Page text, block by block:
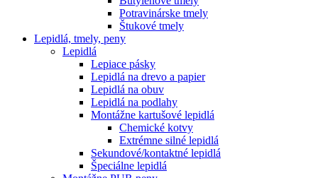
Potravinárske tmely
Štukové tmely
Lepidlá, tmely, peny
Lepidlá
Lepiace pásky
Lepidlá na drevo a papier
Lepidlá na obuv
Lepidlá na podlahy
Montážne kartušové lepidlá
Chemické kotvy
Extrémne silné lepidlá
Sekundové/kontaktné lepidlá
Špeciálne lepidlá